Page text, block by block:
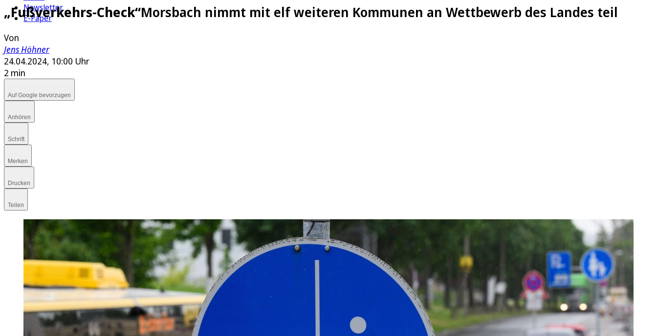
Newsletter
E-Paper
„Fußverkehrs-Check“Morsbach nimmt mit elf weiteren Kommunen an Wettbewerb des Landes teil
Von
Jens Höhner
24.04.2024, 10:00 Uhr
2 min
Auf Google bevorzugen
Anhören
Schrift
Merken
Drucken
Teilen